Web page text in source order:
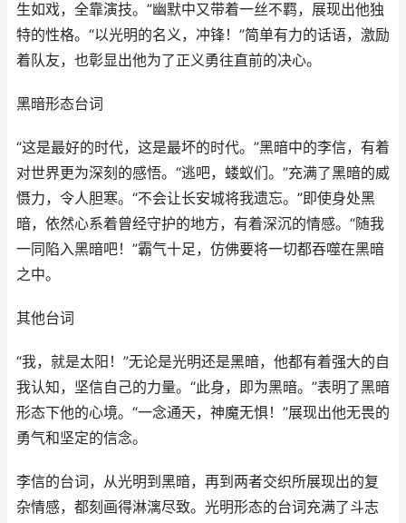
生如戏，全靠演技。”幽默中又带着一丝不羁，展现出他独
特的性格。“以光明的名义，冲锋！”简单有力的话语，激励
着队友，也彰显出他为了正义勇往直前的决心。
黑暗形态台词
“这是最好的时代，这是最坏的时代。”黑暗中的李信，有着
对世界更为深刻的感悟。“逃吧，蝼蚁们。”充满了黑暗的威
慑力，令人胆寒。“不会让长安城将我遗忘。”即使身处黑
暗，依然心系着曾经守护的地方，有着深沉的情感。“随我
一同陷入黑暗吧！”霸气十足，仿佛要将一切都吞噬在黑暗
之中。
其他台词
“我，就是太阳！”无论是光明还是黑暗，他都有着强大的自
我认知，坚信自己的力量。“此身，即为黑暗。”表明了黑暗
形态下他的心境。“一念通天，神魔无惧！”展现出他无畏的
勇气和坚定的信念。
李信的台词，从光明到黑暗，再到两者交织所展现出的复
杂情感，都刻画得淋漓尽致。光明形态的台词充满了斗志